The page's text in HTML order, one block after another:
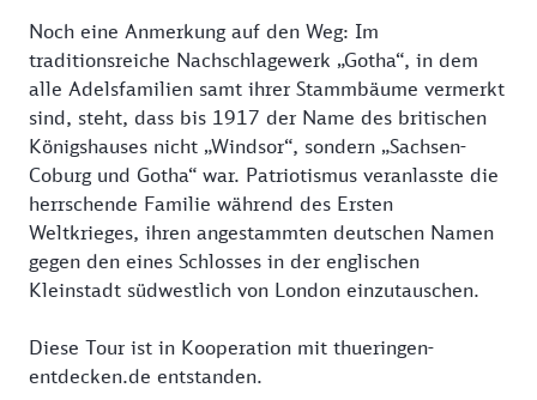
Noch eine Anmerkung auf den Weg: Im
traditionsreiche Nachschlagewerk „Gotha“, in dem
alle Adelsfamilien samt ihrer Stammbäume vermerkt
sind, steht, dass bis 1917 der Name des britischen
Königshauses nicht „Windsor“, sondern „Sachsen-
Coburg und Gotha“ war. Patriotismus veranlasste die
herrschende Familie während des Ersten
Weltkrieges, ihren angestammten deutschen Namen
gegen den eines Schlosses in der englischen
Kleinstadt südwestlich von London einzutauschen.
Diese Tour ist in Kooperation mit thueringen-
entdecken.de entstanden.